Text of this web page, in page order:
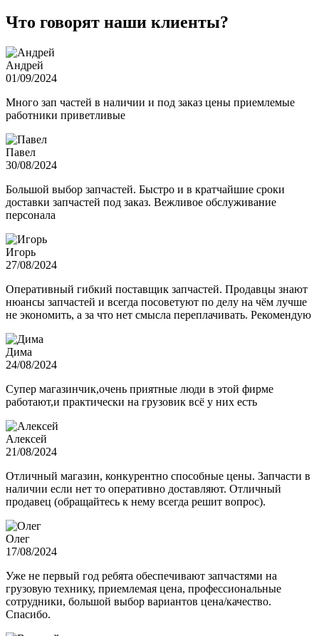
Что говорят наши клиенты?
Андрей
01/09/2024
Много зап частей в наличии и под заказ цены приемлемые
работники приветливые
Павел
30/08/2024
Большой выбор запчастей. Быстро и в кратчайшие сроки
доставки запчастей под заказ. Вежливое обслуживание
персонала
Игорь
27/08/2024
Оперативный гибкий поставщик запчастей. Продавцы знают
нюансы запчастей и всегда посоветуют по делу на чём лучше
не экономить, а за что нет смысла переплачивать. Рекомендую
Дима
24/08/2024
Супер магазинчик,очень приятные люди в этой фирме
работают,и практически на грузовик всё у них есть
Алексей
21/08/2024
Отличный магазин, конкурентно способные цены. Запчасти в
наличии если нет то оперативно доставляют. Отличный
продавец (обращайтесь к нему всегда решит вопрос).
Олег
17/08/2024
Уже не первый год ребята обеспечивают запчастями на
грузовую технику, приемлемая цена, профессиональные
сотрудники, большой выбор вариантов цена/качество.
Спасибо.